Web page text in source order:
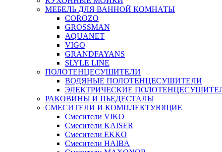
МЕБЕЛЬ ДЛЯ ВАННОЙ КОМНАТЫ
COROZO
GROSSMAN
AQUANET
VIGO
GRANDFAYANS
SLYLE LINE
ПОЛОТЕНЦЕСУШИТЕЛИ
ВОДЯНЫЕ ПОЛОТЕНЦЕСУШИТЕЛИ
ЭЛЕКТРИЧЕСКИЕ
РАКОВИНЫ И ПЬЕДЕСТАЛЫ
СМЕСИТЕЛИ И КОМПЛЕКТУЮЩИЕ
Смесители VIKO
Смесители KAISER
Смесители EKKO
Смесители HAIBA